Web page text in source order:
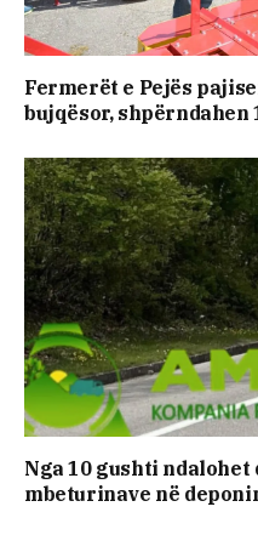
Fermerët e Pejës
bujqësor, shpërndahen
Nga 10 gushti
mbeturinave në